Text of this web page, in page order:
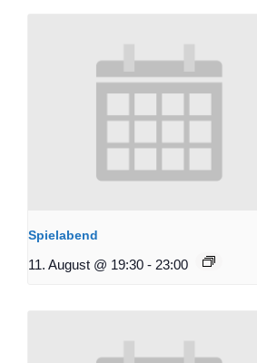
Spielabend
11. August @ 19:30 - 23:00